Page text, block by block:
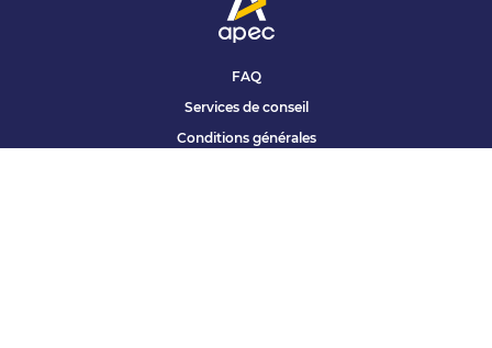
FAQ
Services de conseil
Conditions générales